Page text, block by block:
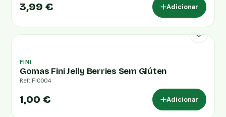
3,99 € Adicionar
FINI
Gomas Fini Jelly Berries Sem Glúten
Ref: FI0004
1,00 € Adicionar